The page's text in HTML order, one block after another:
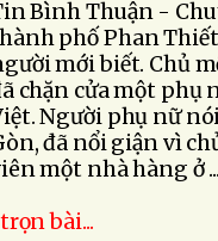
Bình Thuận -
phố Phan
mới biết. Chủ
chặn cửa một phụ
Người phụ nữ
đã nổi giận vì
một nhà hàng ở ...
trọn bài...